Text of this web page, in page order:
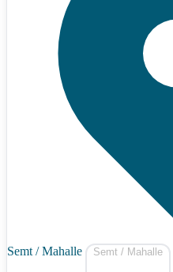
Semt / Mahalle Semt / Mahalle